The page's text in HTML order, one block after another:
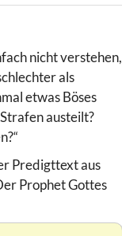
nicht verstehen,
als
etwas Böses
austeilt?
Predigttext aus
Prophet Gottes